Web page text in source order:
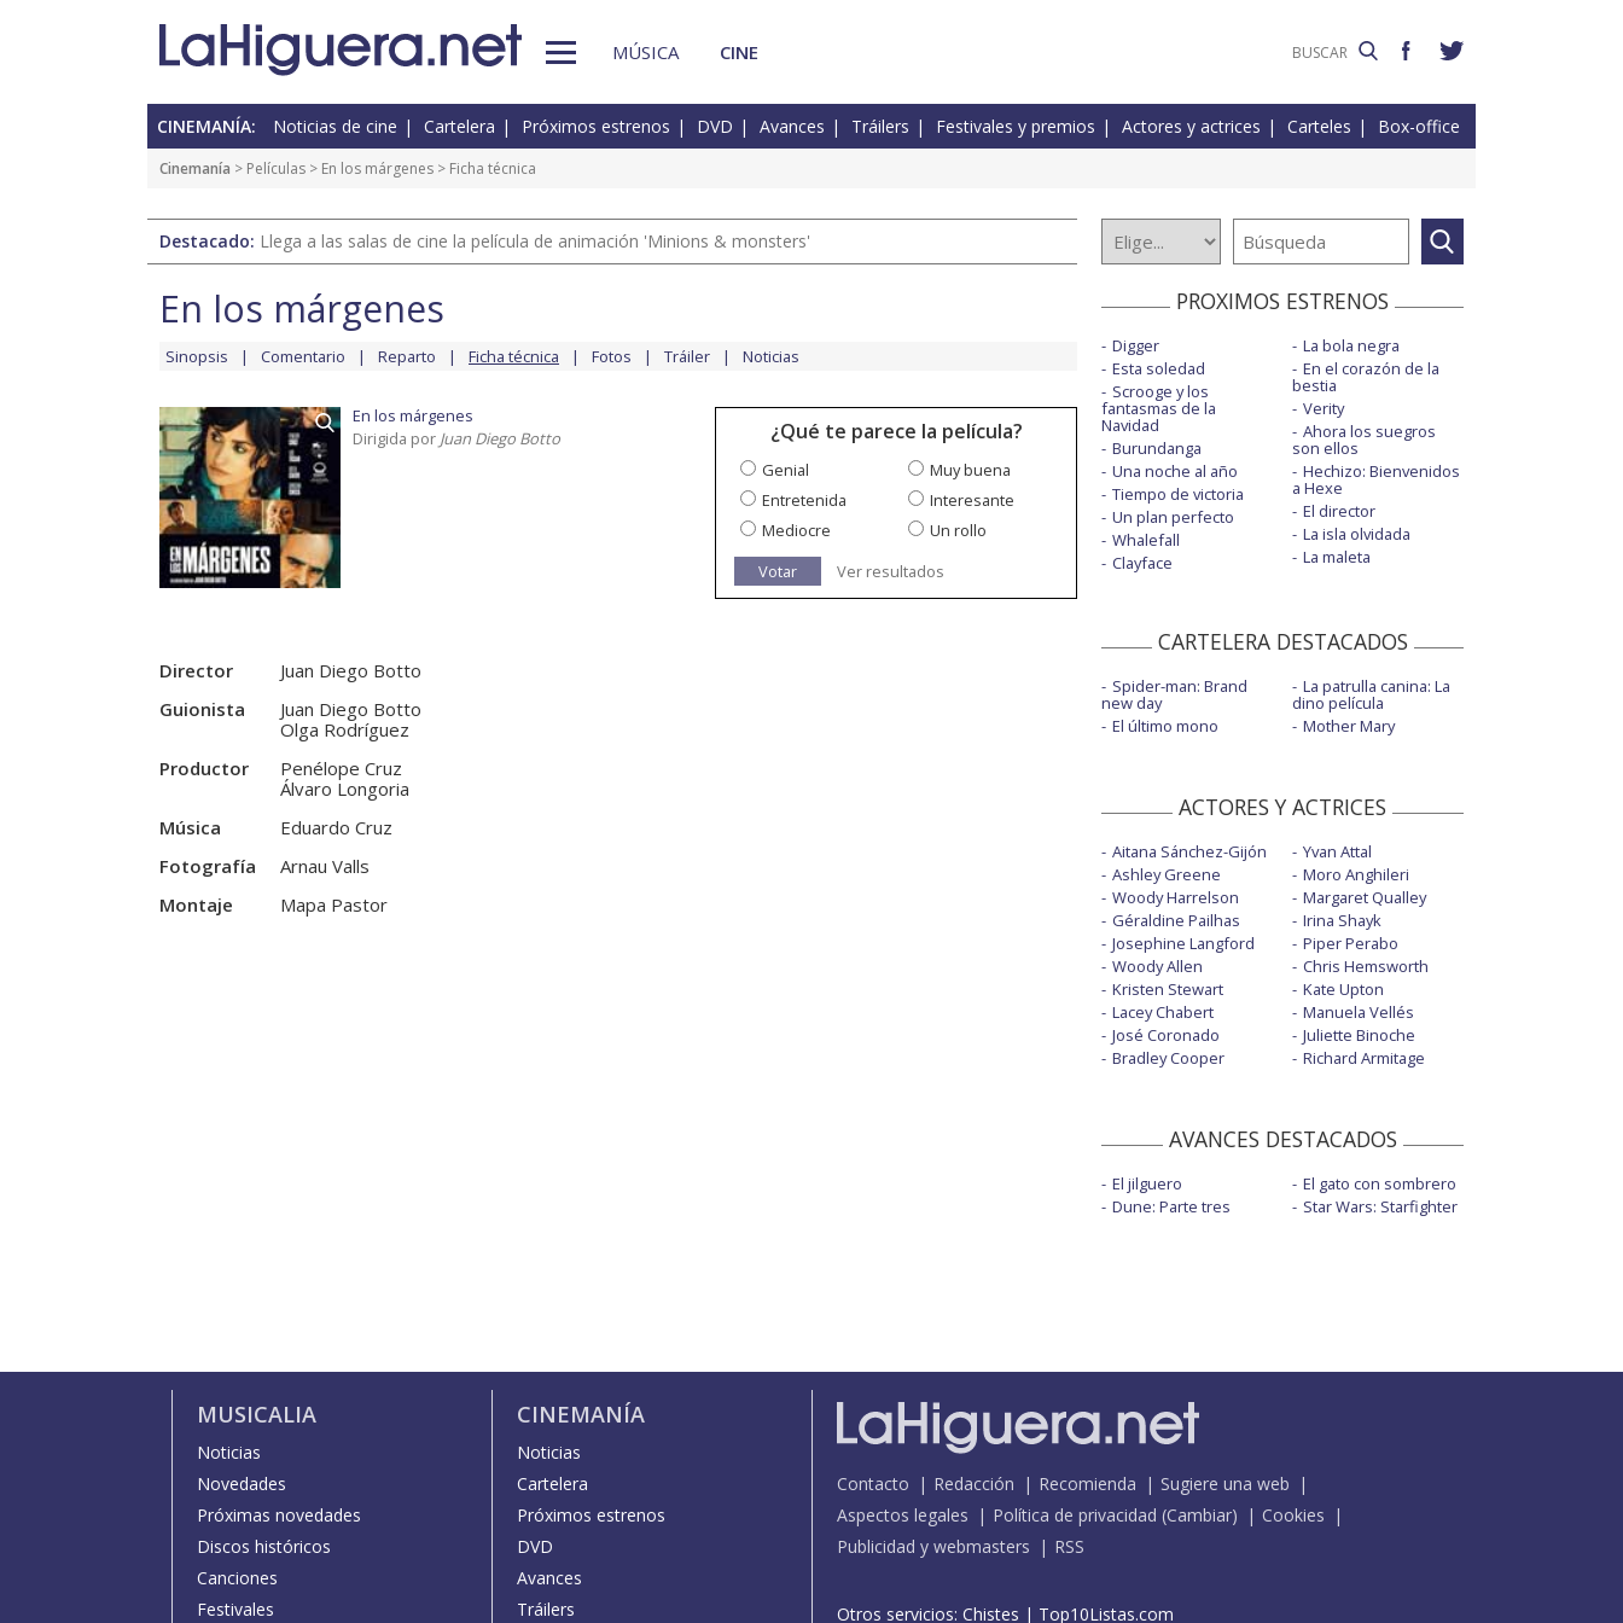
MÚSICA CINE
CINEMANÍA: Noticias de cine Cartelera Próximos estrenos DVD Avances Tráilers Festivales y premios Actores y actrices Carteles Box-office
Cinemanía > Películas > En los márgenes > Ficha técnica
Destacado: Llega a las salas de cine la película de animación 'Minions & monsters'
En los márgenes
Sinopsis Comentario Reparto Ficha técnica Fotos Tráiler Noticias
En los márgenes
Dirigida por Juan Diego Botto ¿Qué te parece la película?
Genial
Muy buena
Entretenida
Interesante
Mediocre
Un rollo
Votar
Ver resultados
Director
Juan Diego Botto
Guionista
Juan Diego Botto
Olga Rodríguez
Productor
Penélope Cruz
Álvaro Longoria
Música
Eduardo Cruz
Fotografía
Arnau Valls
Montaje
Mapa Pastor
PROXIMOS ESTRENOS
Digger
Esta soledad
Scrooge y los
fantasmas de la
Navidad
Burundanga
Una noche al año
Tiempo de victoria
Un plan perfecto
Whalefall
Clayface
La bola negra
En el corazón de la
bestia
Verity
Ahora los suegros
son ellos
Hechizo: Bienvenidos
a Hexe
El director
La isla olvidada
La maleta
CARTELERA DESTACADOS
Spider-man: Brand
new day
El último mono
La patrulla canina: La
dino película
Mother Mary
ACTORES Y ACTRICES
Aitana Sánchez-Gijón
Ashley Greene
Woody Harrelson
Géraldine Pailhas
Josephine Langford
Woody Allen
Kristen Stewart
Lacey Chabert
José Coronado
Bradley Cooper
Yvan Attal
Moro Anghileri
Margaret Qualley
Irina Shayk
Piper Perabo
Chris Hemsworth
Kate Upton
Manuela Vellés
Juliette Binoche
Richard Armitage
AVANCES DESTACADOS
El jilguero
Dune: Parte tres
El gato con sombrero
Star Wars: Starfighter
MUSICALIA
Noticias
Novedades
Próximas novedades
Discos históricos
Canciones
Festivales
CINEMANÍA
Noticias
Cartelera
Próximos estrenos
DVD
Avances
Tráilers
Contacto Redacción Recomienda
Sugiere una web
Aspectos legales
Política de privacidad (Cambiar)
Cookies
Publicidad y webmasters
RSS
Otros servicios: Chistes | Top10Listas.com